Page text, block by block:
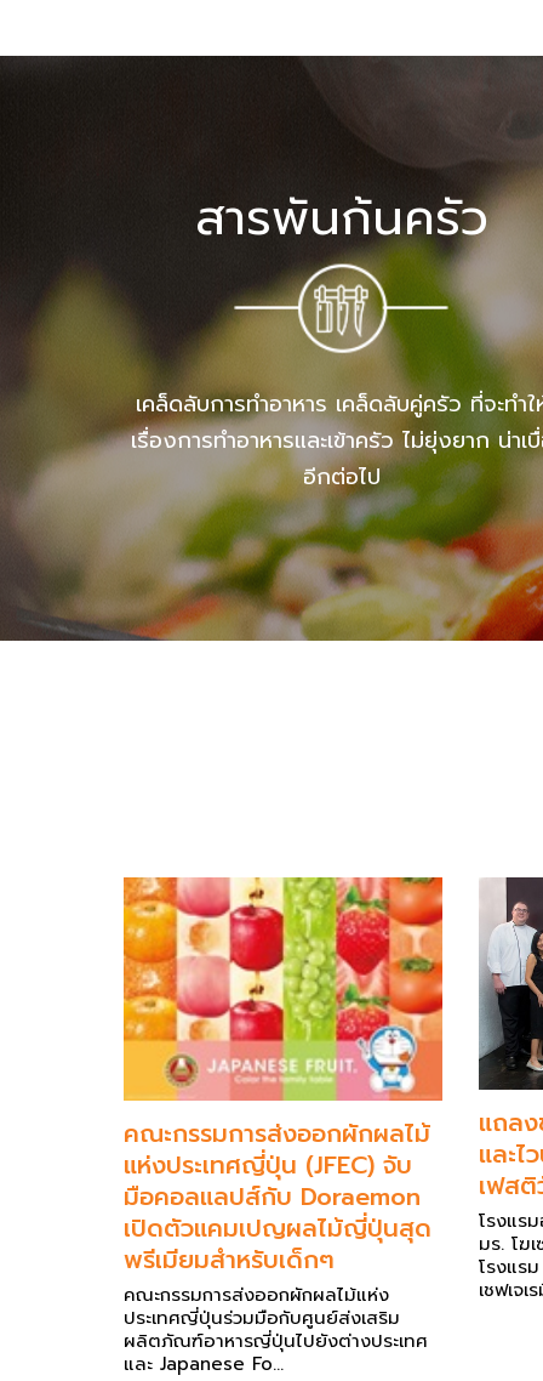
สารพันก้นครัว
เคล็ดลับการทำอาหาร เคล็ดลับคู่ครัว ที่จะทำใ
เรื่องการทำอาหารและเข้าครัว ไม่ยุ่งยาก น่าเ
อีกต่อไป
คณะกรรมการส่งออกผักผลไม้
แห่งประเทศญี่ปุ่น (JFEC) จับ
มือคอลแลปส์กับ Doraemon
เปิดตัวแคมเปญผลไม้ญี่ปุ่นสุด
พรีเมียมสำหรับเด็กๆ
คณะกรรมการส่งออกผักผลไม้แห่ง
ประเทศญี่ปุ่นร่วมมือกับศูนย์ส่งเสริม
ผลิตภัณฑ์อาหารญี่ปุ่นไปยังต่างประเทศ
และ Japanese Fo...
แถลง
และไ
เฟส
โรงแร
มร. โฆ
โรงแร
เชฟเจเ